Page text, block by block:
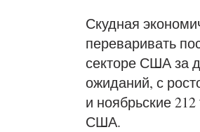
Скудная
переваривать
секторе США за
ожиданий, с
и ноябрьские
США.